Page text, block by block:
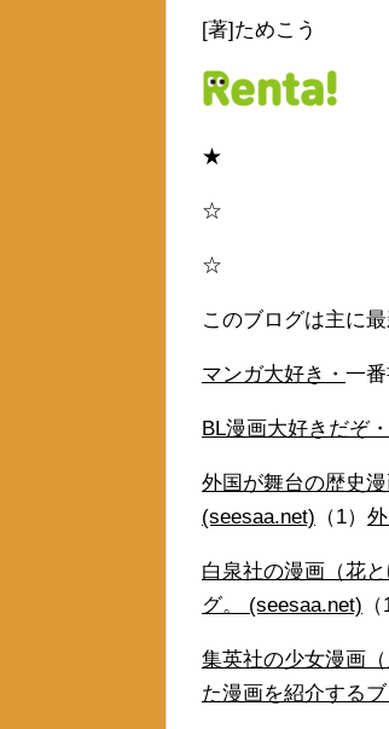
[著]ためこう
★
☆
☆
このブログは主に
マンガ大好き・ 一
BL漫画大好きだぞ・
外国が舞台の歴史
(seesaa.net) （1）
白泉社の漫画（花
グ。 (seesaa.net) （
集英社の少女漫画
た漫画を紹介する